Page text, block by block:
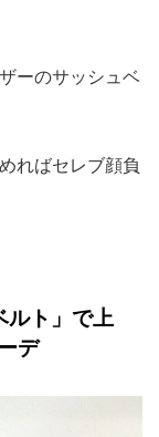
ーのサッシュベ
ればセレブ顔負
ルト」で上
デ